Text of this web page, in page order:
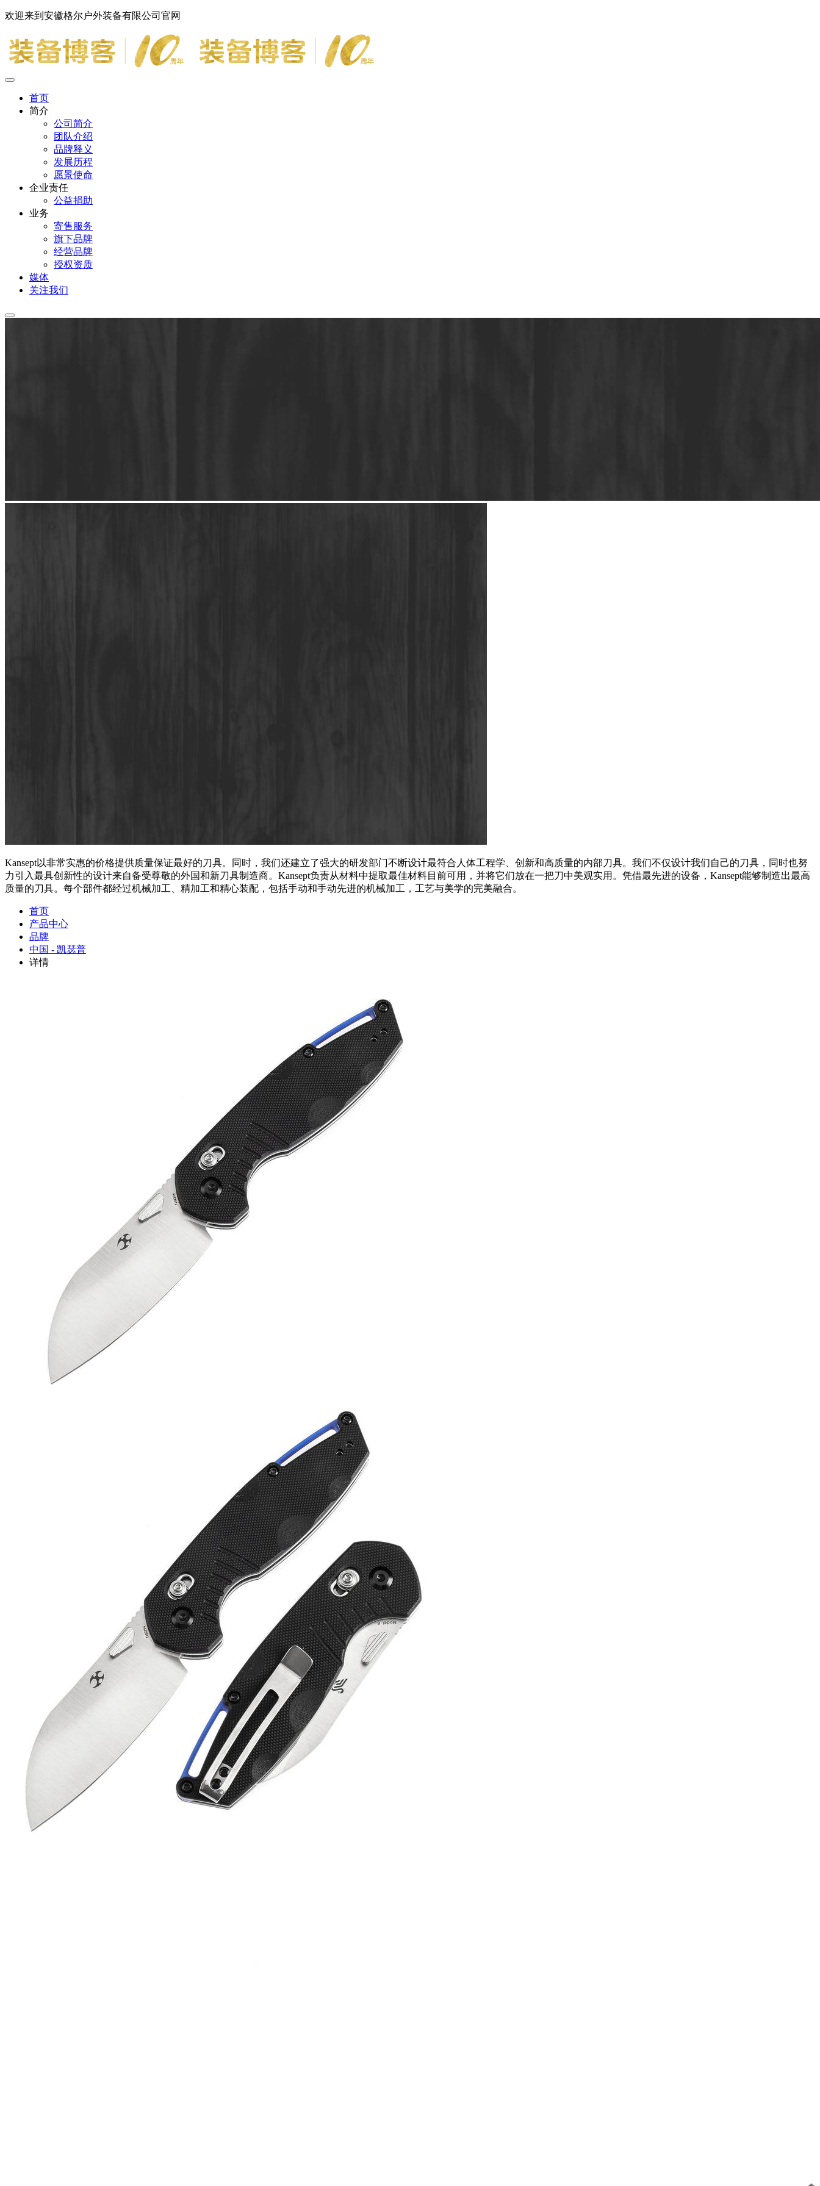
欢迎来到安徽格尔户外装备有限公司官网
首页
简介
公司简介
团队介绍
品牌释义
发展历程
愿景使命
企业责任
公益捐助
业务
寄售服务
旗下品牌
经营品牌
授权资质
媒体
关注我们
Kansept以非常实惠的价格提供质量保证最好的刀具。同时，我们还建立了强大的研发部门不断设计最符合人体工程学、创新和高质量的内部刀具。我们不仅设计我们自己的刀具，同时也努
力引入最具创新性的设计来自备受尊敬的外国和新刀具制造商。Kansept负责从材料中提取最佳材料目前可用，并将它们放在一把刀中美观实用。凭借最先进的设备，Kansept能够制造出最高
质量的刀具。每个部件都经过机械加工、精加工和精心装配，包括手动和手动先进的机械加工，工艺与美学的完美融合。
首页
产品中心
品牌
中国 - 凯瑟普
详情